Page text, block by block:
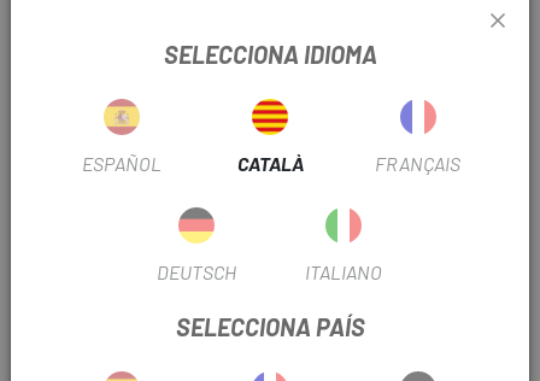
AFEGEIX A LA CISTELLA
ENTREGA EN 48 HORES
Excepte darreres unitats o productes en liquidació.
Consulteu els temps de lliurament estimats en triar el
mètode d'enviament.
Darreres unitats en estoc
SELECCIONA IDIOMA
ESPAÑOL CATALÀ FRANÇAIS
DEUTSCH ITALIANO
SELECCIONA PAÍS